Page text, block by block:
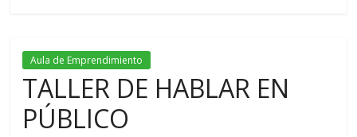
Aula de Emprendimiento
TALLER DE HABLAR EN
PÚBLICO